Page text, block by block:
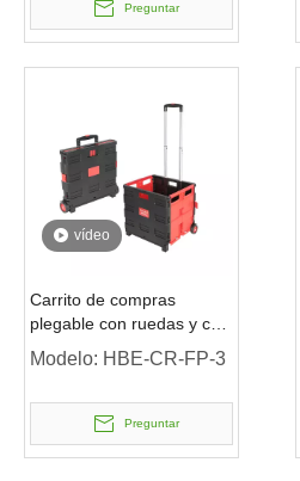
Preguntar
vídeo
Carrito de compras
plegable con ruedas y caja
de plástico con asiento
Modelo: HBE-CR-FP-3
Preguntar